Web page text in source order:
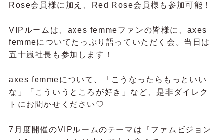
Rose会員様に加え、Red Rose会員様も参加可能！
VIPルームは、axes femmeファンの皆様に、axes
femmeについてたっぷり語っていただく会。当日は
五十嵐社長 も参加します！
axes femmeについて、「こうなったらもっといい
な」「こういうところが好き」など、是非ダイレク
トにお聞かせください♡
7月度開催のVIPルームのテーマは『ファムビジョン